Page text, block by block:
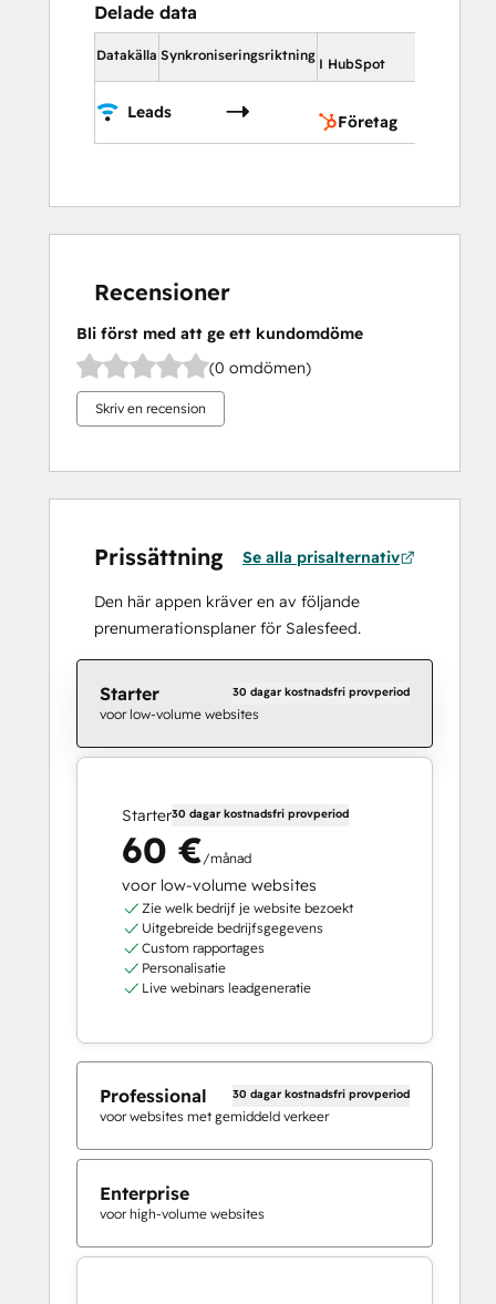
Delade data
Datakälla Synkroniseringsriktning
I HubSpot
Leads
Företag
Recensioner
Bli först med att ge ett kundomdöme
(0 omdömen)
Skriv en recension
Prissättning Se alla prisalternativ
Den här appen kräver en av följande
prenumerationsplaner för Salesfeed.
Starter 30 dagar kostnadsfri provperiod
voor low-volume websites
Starter30 dagar kostnadsfri provperiod
60 €/månad
voor low-volume websites
Zie welk bedrijf je website bezoekt
Uitgebreide bedrijfsgegevens
Custom rapportages
Personalisatie
Live webinars leadgeneratie
Professional 30 dagar kostnadsfri provperiod
voor websites met gemiddeld verkeer
Enterprise
voor high-volume websites